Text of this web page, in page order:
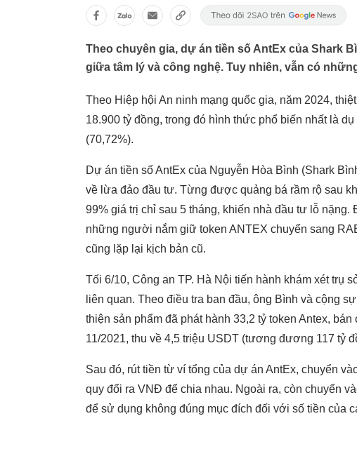
Theo chuyên gia, dự án tiền số AntEx của Shark
giữa tâm lý và công nghệ. Tuy nhiên, vẫn có
Theo Hiệp hội An ninh mạng quốc gia, năm 2024,
18.900 tỷ đồng, trong đó hình thức phổ biến nhất là
(70,72%).
Dự án tiền số AntEx của Nguyễn Hòa Bình (Shark
về lừa đảo đầu tư. Từng được quảng bá rầm rộ sau
99% giá trị chỉ sau 5 tháng, khiến nhà đầu tư lỗ
những người nắm giữ token ANTEX chuyển sang
cũng lặp lại kịch bản cũ.
Tối 6/10, Công an TP. Hà Nội tiến hành khám xét trụ
liên quan. Theo điều tra ban đầu, ông Bình và cộng
thiện sản phẩm đã phát hành 33,2 tỷ token Antex,
11/2021, thu về 4,5 triệu USDT (tương đương 117 tỷ
Sau đó, rút tiền từ ví tổng của dự án AntEx, chuyển
quy đổi ra VNĐ để chia nhau. Ngoài ra, còn chuyển
để sử dụng không đúng mục đích đối với số tiền của